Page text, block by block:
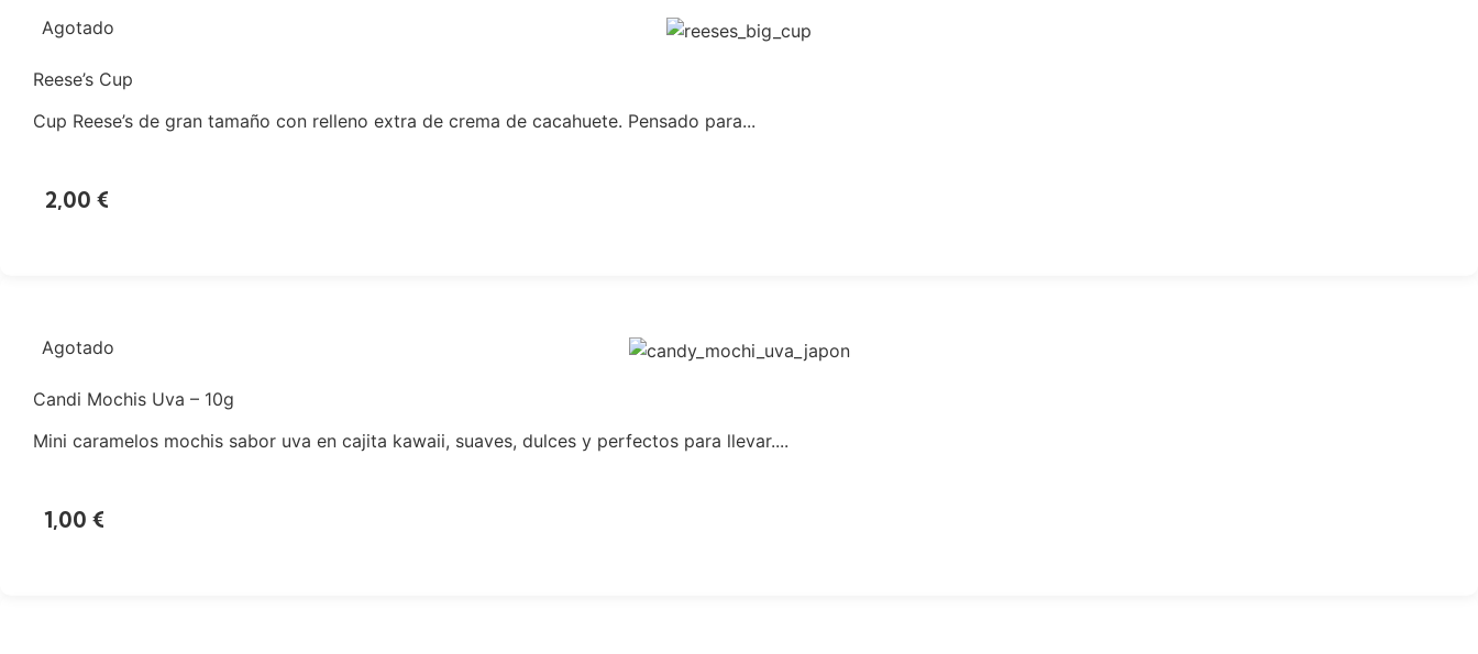
Agotado
Reese’s Cup
Cup Reese’s de gran tamaño con relleno extra de crema de cacahuete. Pensado para...
2,00 €
Agotado
Candi Mochis Uva – 10g
Mini caramelos mochis sabor uva en cajita kawaii, suaves, dulces y perfectos para llevar....
1,00 €